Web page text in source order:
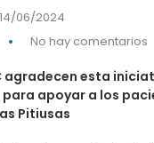
06/2024
No hay comentarios
agradecen esta
para apoyar a los
Pitiusas